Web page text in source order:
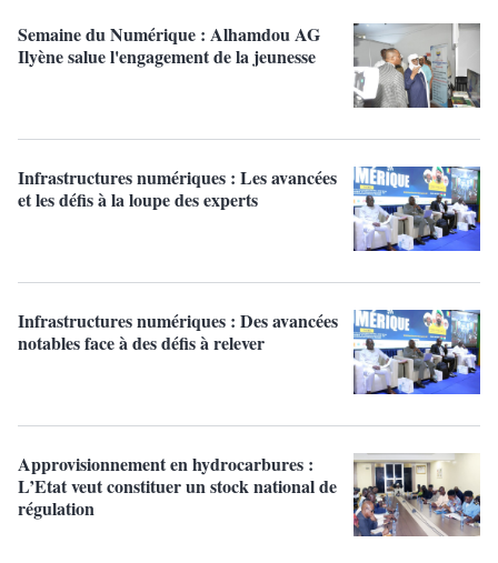
Semaine du Numérique : Alhamdou AG
Ilyène salue l'engagement de la jeunesse
Infrastructures numériques : Les avancées
et les défis à la loupe des experts
Infrastructures numériques : Des avancées
notables face à des défis à relever
Approvisionnement en hydrocarbures :
L’Etat veut constituer un stock national de
régulation